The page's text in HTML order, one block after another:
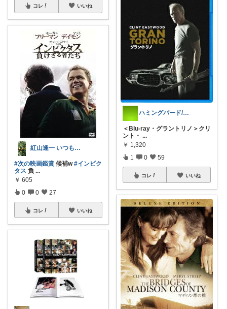
コレ いいね
紅山逢一 いつも ありがとうございます✨
#次の映画鑑賞 候補w#インビク
タス 負 ...
￥ 605
0 0 27
コレ いいね
ハミングバード/ありがとう✅
＜Blu-ray・グラントリノ＞クリ
ント・ ...
￥ 1,320
1 0 59
コレ いいね